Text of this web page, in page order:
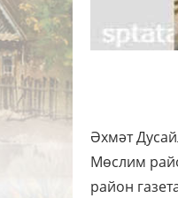
Әхмәт
Мөслим
район